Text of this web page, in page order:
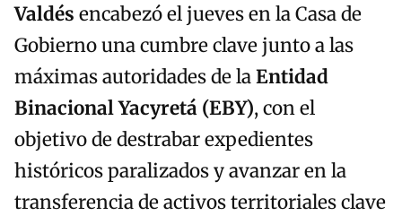
Valdés encabezó el jueves en la Casa de
Gobierno una cumbre clave junto a las
máximas autoridades de laEntidad
Binacional Yacyretá (EBY), con el
objetivo de destrabar expedientes
históricos paralizados y avanzar en la
transferencia de activos territoriales clave